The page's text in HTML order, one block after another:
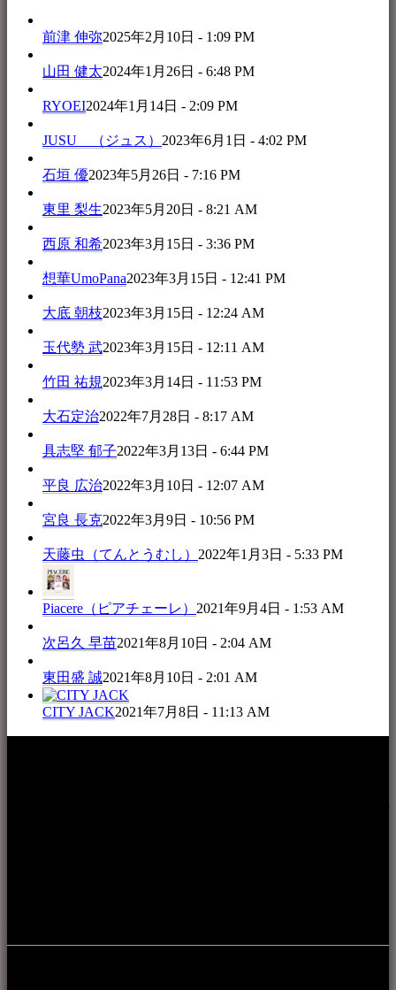
前津 伸弥2025年2月10日 - 1:09 PM
山田 健太2024年1月26日 - 6:48 PM
RYOEI2024年1月14日 - 2:09 PM
JUSU （ジュス） 2023年6月1日 - 4:02 PM
石垣 優2023年5月26日 - 7:16 PM
東里 梨生2023年5月20日 - 8:21 AM
西原 和希2023年3月15日 - 3:36 PM
想華UmoPana2023年3月15日 - 12:41 PM
大底 朝枝2023年3月15日 - 12:24 AM
玉代勢 武2023年3月15日 - 12:11 AM
竹田 祐規2023年3月14日 - 11:53 PM
大石定治2022年7月28日 - 8:17 AM
具志堅 郁子2022年3月13日 - 6:44 PM
平良 広治2022年3月10日 - 12:07 AM
宮良 長克2022年3月9日 - 10:56 PM
天藤虫（てんとうむし） 2022年1月3日 - 5:33 PM
Piacere（ピアチェーレ） 2021年9月4日 - 1:53 AM
次呂久 早苗2021年8月10日 - 2:04 AM
東田盛 誠2021年8月10日 - 2:01 AM
CITY JACK2021年7月8日 - 11:13 AM